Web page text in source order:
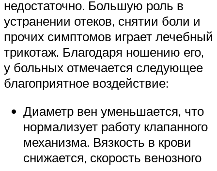
недостаточно. Большую роль в
устранении отеков, снятии боли и
прочих симптомов играет лечебный
трикотаж. Благодаря ношению его,
у больных отмечается следующее
благоприятное воздействие:
Диаметр вен уменьшается, что
нормализует работу клапанного
механизма. Вязкость в крови
снижается, скорость венозного